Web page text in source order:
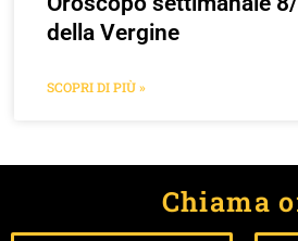
della Vergine
SCOPRI DI PIÙ »
Chiama